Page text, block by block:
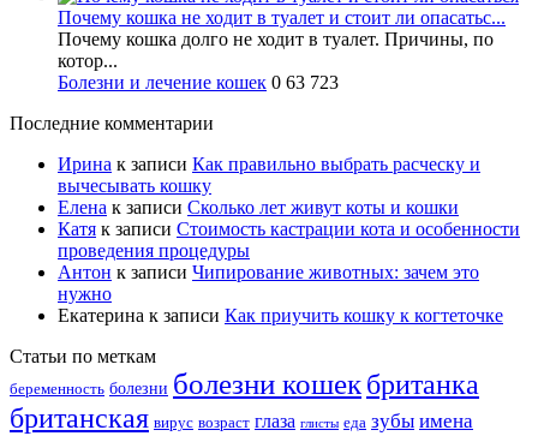
Почему кошка не ходит в туалет и стоит ли опасатьс...
Почему кошка долго не ходит в туалет. Причины, по
котор...
Болезни и лечение кошек 0 63 723
Последние комментарии
Ирина к записи Как правильно выбрать расческу и
вычесывать кошку
Елена к записи Сколько лет живут коты и кошки
Катя к записи Стоимость кастрации кота и особенности
проведения процедуры
Антон к записи Чипирование животных: зачем это
нужно
Екатерина к записи Как приучить кошку к когтеточке
Статьи по меткам
беременность болезни болезни кошекбританка
британская вирус возраст глаза глисты еда зубы имена